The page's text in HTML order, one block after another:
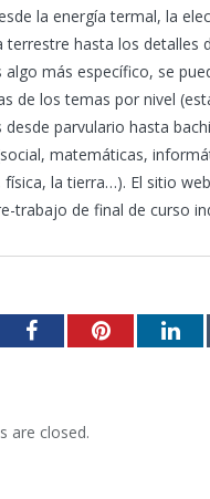
la energía termal, la
hasta los detalles
algo más específico, se
de los temas por nivel
desde parvulario hasta
matemáticas,
física, la tierra…). El sitio
trabajo de final de curso
FacebookPinterest
are closed.